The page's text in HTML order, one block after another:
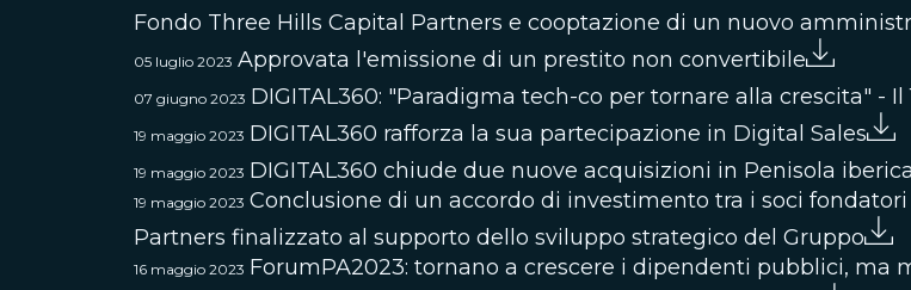
Fondo Three Hills Capital Partners e cooptazione di un nuovo
05 luglio 2023 Approvata l'emissione di un prestito non convertibile
07 giugno 2023 DIGITAL360: "Paradigma tech-co per tornare alla crescita" - Il
19 maggio 2023 DIGITAL360 rafforza la sua partecipazione in Digital Sales
19 maggio 2023 DIGITAL360 chiude due nuove acquisizioni in Penisola
19 maggio 2023 Conclusione di un accordo di investimento tra i soci fondatori
Partners finalizzato al supporto dello sviluppo strategico del Gruppo
16 maggio 2023 ForumPA2023: tornano a crescere i dipendenti pubblici, ma